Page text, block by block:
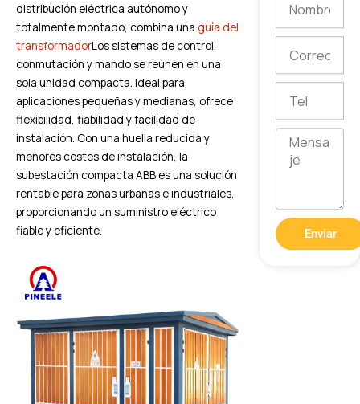
distribución eléctrica autónomo y
totalmente montado, combina una guía del
transformadorLos sistemas de control,
conmutación y mando se reúnen en una
sola unidad compacta. Ideal para
aplicaciones pequeñas y medianas, ofrece
flexibilidad, fiabilidad y facilidad de
instalación. Con una huella reducida y
menores costes de instalación, la
subestación compacta ABB es una solución
rentable para zonas urbanas e industriales,
proporcionando un suministro eléctrico
fiable y eficiente.
electrónico
Mensaje
Enviar